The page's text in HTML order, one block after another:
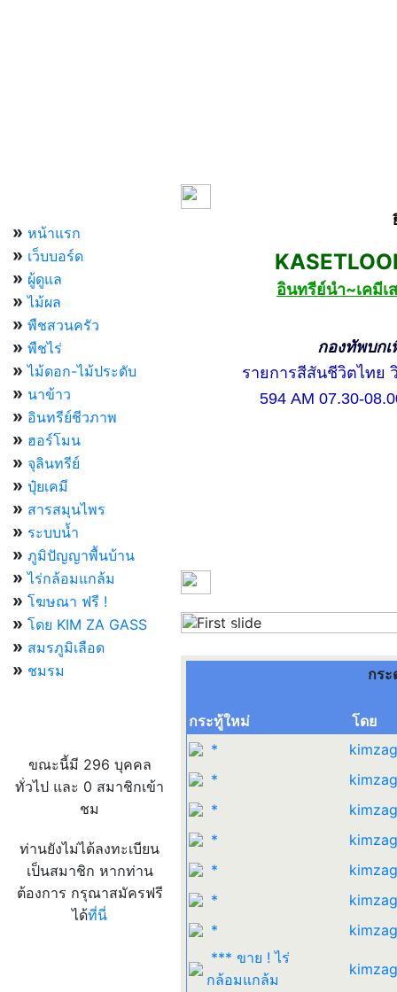
» หน้าแรก
» เว็บบอร์ด
» ผู้ดูแล
» ไม้ผล
» พืชสวนครัว
» พืชไร่
» ไม้ดอก-ไม้ประดับ
» นาข้าว
» อินทรีย์ชีวภาพ
» ฮอร์โมน
» จุลินทรีย์
» ปุ๋ยเคมี
» สารสมุนไพร
» ระบบน้ำ
» ภูมิปัญญาพื้นบ้าน
» ไร่กล้อมแกล้ม
» โฆษณา ฟรี !
» โดย KIM ZA GASS
» สมรภูมิเลือด
» ชมรม
ขณะนี้มี 296 บุคคล
ทั่วไป และ 0 สมาชิกเข้า
ชม
ท่านยังไม่ได้ลงทะเบียน
เป็นสมาชิก หากท่าน
ต้องการ กรุณาสมัครฟรี
ได้ที่นี่
อินทรีย์นำ~เคมีเ
กองทัพบกเพื่อป
รายการสีสันชีวิตไทย วิ
594 AM 07.30-08.00
Previous
กร
กระทู้ใหม่
โดย
*
*
*
*
*
*
*
*** ขาย ! ไร่
กล้อมแกล้ม